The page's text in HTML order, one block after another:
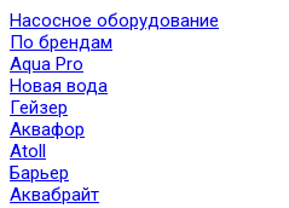
Насосное оборудование
По брендам
Aqua Pro
Новая вода
Гейзер
Аквафор
Atoll
Барьер
Аквабрайт